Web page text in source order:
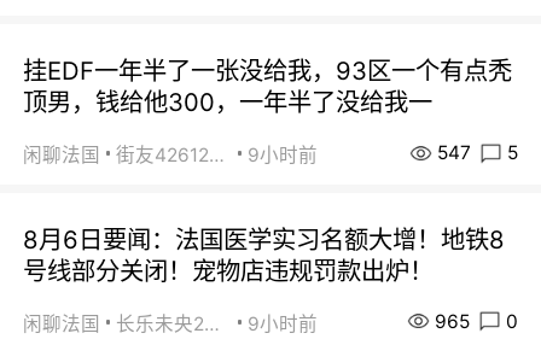
挂EDF一年半了一张没给我，93区一个有点秃
顶男，钱给他300，一年半了没给我一
闲聊法国 街友42612092 9小时前 547 5
8月6日要闻：法国医学实习名额大增！地铁8
号线部分关闭！宠物店违规罚款出炉！
闲聊法国 长乐未央2015 9小时前 965 0